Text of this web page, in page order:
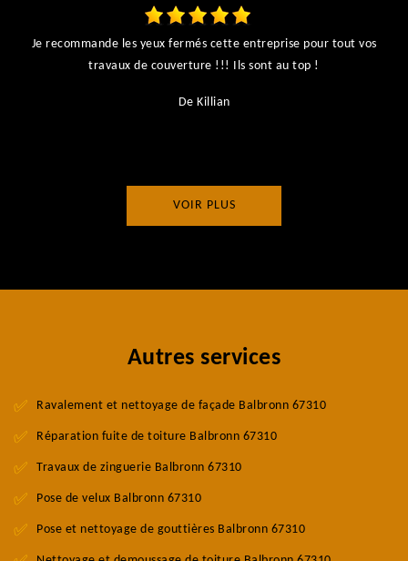
Je recommande les yeux fermés cette entreprise pour tout vos
travaux de couverture !!! Ils sont au top !
De Killian
VOIR PLUS
Autres services
Ravalement et nettoyage de façade Balbronn 67310
Réparation fuite de toiture Balbronn 67310
Travaux de zinguerie Balbronn 67310
Pose de velux Balbronn 67310
Pose et nettoyage de gouttières Balbronn 67310